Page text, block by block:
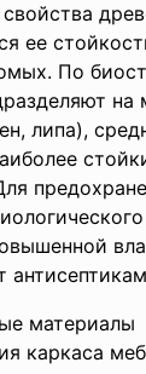
ее
По
на
липа),
материалы
каркаса